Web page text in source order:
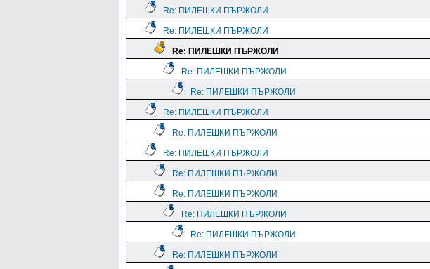
Re: ПИЛЕШКИ ПЪРЖОЛИ
Re: ПИЛЕШКИ ПЪРЖОЛИ
Re: ПИЛЕШКИ ПЪРЖОЛИ
Re: ПИЛЕШКИ ПЪРЖОЛИ
Re: ПИЛЕШКИ ПЪРЖОЛИ
Re: ПИЛЕШКИ ПЪРЖОЛИ
Re: ПИЛЕШКИ ПЪРЖОЛИ
Re: ПИЛЕШКИ ПЪРЖОЛИ
Re: ПИЛЕШКИ ПЪРЖОЛИ
Re: ПИЛЕШКИ ПЪРЖОЛИ
Re: ПИЛЕШКИ ПЪРЖОЛИ
Re: ПИЛЕШКИ ПЪРЖОЛИ
Re: ПИЛЕШКИ ПЪРЖОЛИ